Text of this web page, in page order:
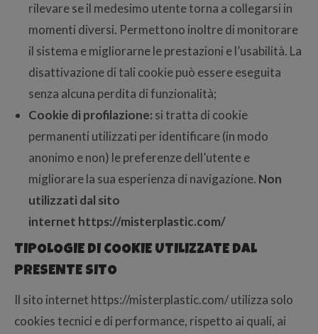
rilevare se il medesimo utente torna a collegarsi in
momenti diversi. Permettono inoltre di monitorare
il sistema e migliorarne le prestazioni e l’usabilità. La
disattivazione di tali cookie può essere eseguita
senza alcuna perdita di funzionalità;
Cookie di profilazione: si tratta di cookie
permanenti utilizzati per identificare (in modo
anonimo e non) le preferenze dell’utente e
migliorare la sua esperienza di navigazione. Non
utilizzati dal sito
internet https://misterplastic.com/
TIPOLOGIE DI COOKIE UTILIZZATE DAL
PRESENTE SITO
Il sito internet https://misterplastic.com/ utilizza solo
cookies tecnici e di performance, rispetto ai quali, ai